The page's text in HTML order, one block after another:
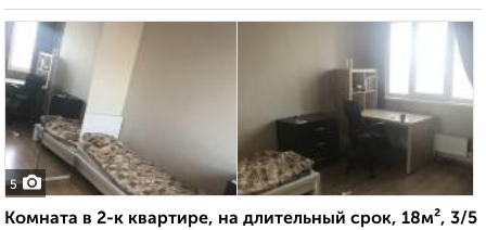
5
Комната в 2-к квартире, на длительный срок, 18м², 3/5